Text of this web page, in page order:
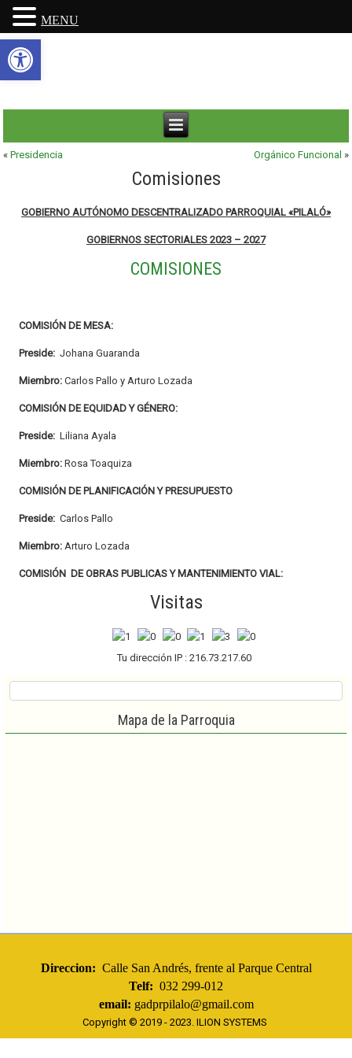
«Presidencia Orgánico Funcional »
Comisiones
GOBIERNO AUTÓNOMO DESCENTRALIZADO PARROQUIAL «PILALÓ»
GOBIERNOS SECTORIALES 2023 – 2027
COMISIONES
COMISIÓN DE MESA:
Preside: Johana Guaranda
Miembro:Carlos Pallo y Arturo Lozada
COMISIÓN DE EQUIDAD Y GÉNERO:
Preside: Liliana Ayala
Miembro:Rosa Toaquiza
COMISIÓN DE PLANIFICACIÓN Y PRESUPUESTO
Preside: Carlos Pallo
Miembro: Arturo Lozada
COMISIÓN DE OBRAS PUBLICAS Y MANTENIMIENTO VIAL:
Arturo Lozada
COMISIÓN DE EDUCACIÓN, CULTURA SOCIAL Y DEPORTE:
Preside:Arturo Lozada
Visitas
Tu dirección IP : 216.73.217.60
Mapa de la Parroquia
Direccion: Calle San Andrés, frente al Parque Central
Telf: 032 299-012
email: gadprpilalo@gmail.com
Copyright © 2019 - 2023. ILION SYSTEMS
MENU
Abrir barra de herramientas